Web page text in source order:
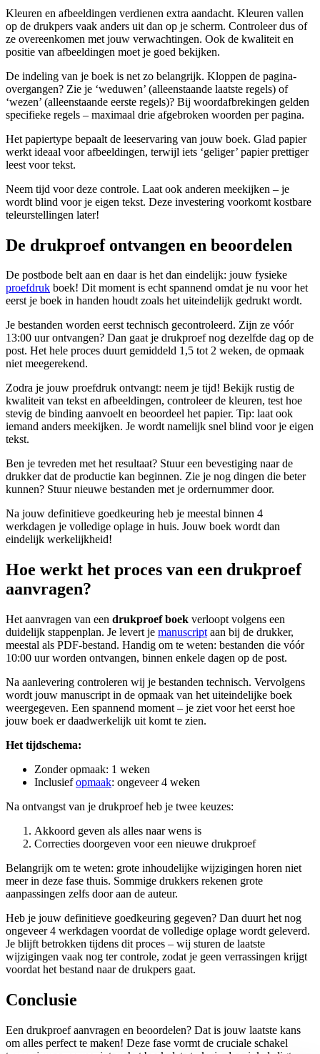
Kleuren en afbeeldingen verdienen extra aandacht. Kleuren vallen
op de drukpers vaak anders uit dan op je scherm. Controleer dus of
ze overeenkomen met jouw verwachtingen. Ook de kwaliteit en
positie van afbeeldingen moet je goed bekijken.
De indeling van je boek is net zo belangrijk. Kloppen de pagina-
overgangen? Zie je ‘weduwen’ (alleenstaande laatste regels) of
‘wezen’ (alleenstaande eerste regels)? Bij woordafbrekingen gelden
specifieke regels – maximaal drie afgebroken woorden per pagina.
Het papiertype bepaalt de leeservaring van jouw boek. Glad papier
werkt ideaal voor afbeeldingen, terwijl iets ‘geliger’ papier prettiger
leest voor tekst.
Neem tijd voor deze controle. Laat ook anderen meekijken – je
wordt blind voor je eigen tekst. Deze investering voorkomt kostbare
teleurstellingen later!
De drukproef ontvangen en beoordelen
De postbode belt aan en daar is het dan eindelijk: jouw fysieke
proefdruk boek! Dit moment is echt spannend omdat je nu voor het
eerst je boek in handen houdt zoals het uiteindelijk gedrukt wordt.
Je bestanden worden eerst technisch gecontroleerd. Zijn ze vóór
13:00 uur ontvangen? Dan gaat je drukproef nog dezelfde dag op de
post. Het hele proces duurt gemiddeld 1,5 tot 2 weken, de opmaak
niet meegerekend.
Zodra je jouw proefdruk ontvangt: neem je tijd! Bekijk rustig de
kwaliteit van tekst en afbeeldingen, controleer de kleuren, test hoe
stevig de binding aanvoelt en beoordeel het papier. Tip: laat ook
iemand anders meekijken. Je wordt namelijk snel blind voor je eigen
tekst.
Ben je tevreden met het resultaat? Stuur een bevestiging naar de
drukker dat de productie kan beginnen. Zie je nog dingen die beter
kunnen? Stuur nieuwe bestanden met je ordernummer door.
Na jouw definitieve goedkeuring heb je meestal binnen 4
werkdagen je volledige oplage in huis. Jouw boek wordt dan
eindelijk werkelijkheid!
Hoe werkt het proces van een drukproef
aanvragen?
Het aanvragen van een drukproef boek verloopt volgens een
duidelijk stappenplan. Je levert je manuscript aan bij de drukker,
meestal als PDF-bestand. Handig om te weten: bestanden die vóór
10:00 uur worden ontvangen, binnen enkele dagen op de post.
Na aanlevering controleren wij je bestanden technisch. Vervolgens
wordt jouw manuscript in de opmaak van het uiteindelijke boek
weergegeven. Een spannend moment – je ziet voor het eerst hoe
jouw boek er daadwerkelijk uit komt te zien.
Het tijdschema:
Zonder opmaak: 1 weken
Inclusiefopmaak: ongeveer 4 weken
Na ontvangst van je drukproef heb je twee keuzes:
Akkoord geven als alles naar wens is
Correcties doorgeven voor een nieuwe drukproef
Belangrijk om te weten: grote inhoudelijke wijzigingen horen niet
meer in deze fase thuis. Sommige drukkers rekenen grote
aanpassingen zelfs door aan de auteur.
Heb je jouw definitieve goedkeuring gegeven? Dan duurt het nog
ongeveer 4 werkdagen voordat de volledige oplage wordt geleverd.
Je blijft betrokken tijdens dit proces – wij sturen de laatste
wijzigingen vaak nog ter controle, zodat je geen verrassingen krijgt
voordat het bestand naar de drukpers gaat.
Conclusie
Een drukproef aanvragen en beoordelen? Dat is jouw laatste kans
om alles perfect te maken! Deze fase vormt de cruciale schakel